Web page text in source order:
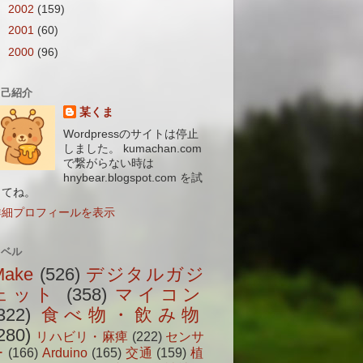
2002 (159)
2001 (60)
2000 (96)
紹介
某くま
Wordpressのサイトは停止
しました。 kumachan.com
で繋がらない時は
hnybear.blogspot.com を試
ね。
プロフィールを表示
ル
(526) デジタルガジ
ット
(358) マイコン
食べ物・飲み物
リハビリ・麻痺 (222) センサ
(166) Arduino (165) 交通 (159) 植